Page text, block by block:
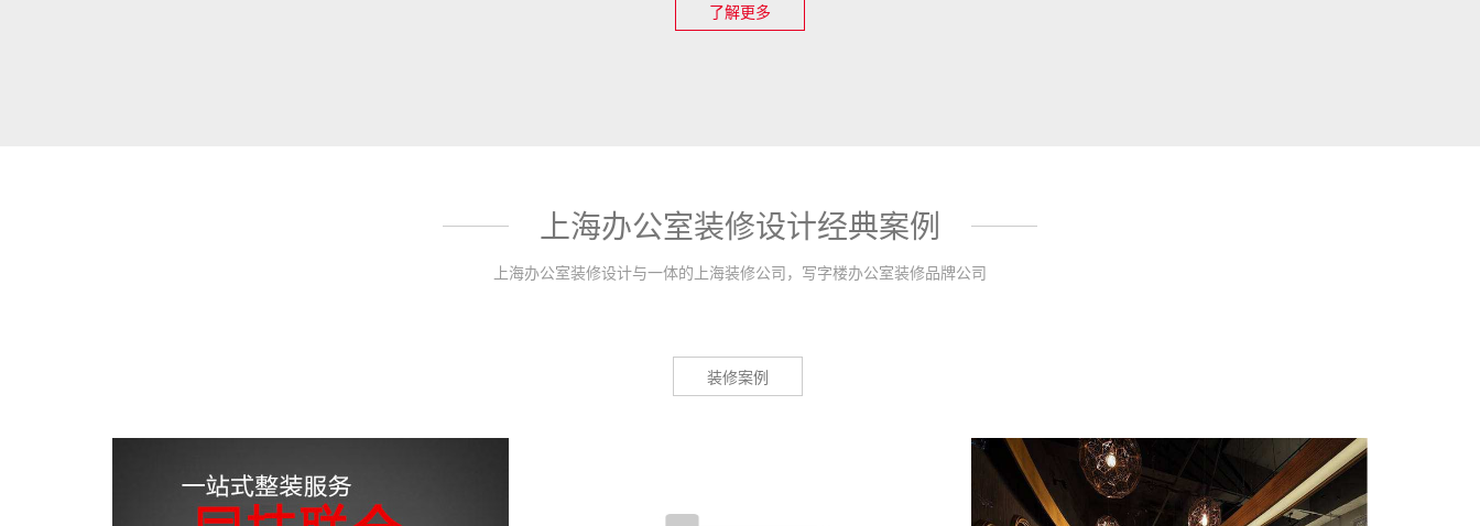
了解更多
上海办公室装修设计经典案例
上海办公室装修设计与一体的上海装修公司，写字楼办公室装修品牌公司
装修案例